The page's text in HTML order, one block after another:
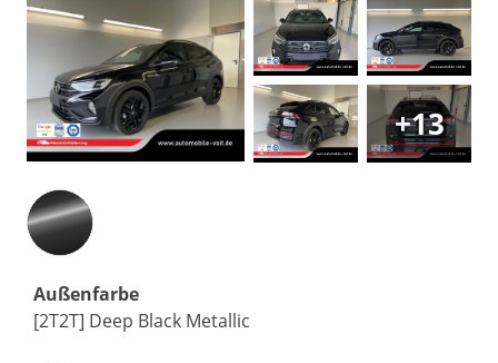
+13
Außenfarbe
[2T2T] Deep Black Metallic